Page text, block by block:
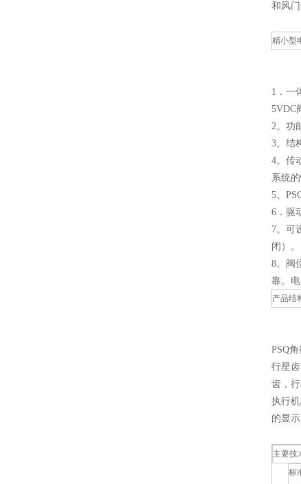
和风门
精小型
1．一
5VDC
2。功
3。结
4。传
系统
5。
6．驱
7。可
闭）。
8。阀
靠。
产品结
PSQ
行星
齿，
执行
的显
主要技
标